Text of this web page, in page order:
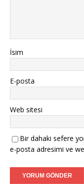
İsim
E-posta
Web sitesi
Bir dahaki sefere
e-posta adresimi ve